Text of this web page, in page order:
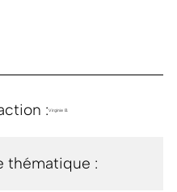
:Virginie B.
thématique :